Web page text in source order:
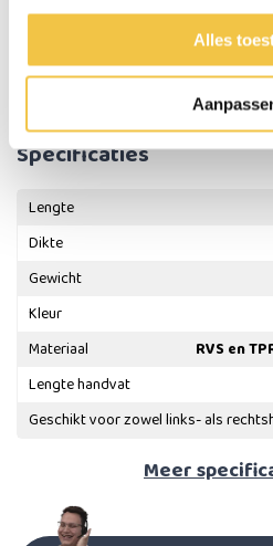
Alles
Materialen: RVS en TPR
Geschikt voor de vaatwasmachine
Kleur: zwart of rood
Geschikt voor zowel links- als
Specificaties
Lengte
Dikte
Gewicht
Kleur
Materiaal
RVS en
Lengte handvat
Geschikt voor zowel links- als
Meer